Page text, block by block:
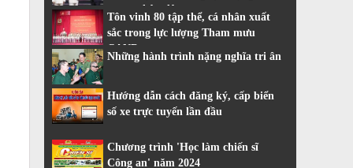
trang nhân dân
Tôn vinh 80 tập thể, cá nhân xuất
sắc trong lực lượng Tham mưu
CAND
Những hành trình nặng nghĩa tri ân
Hướng dẫn cách đăng ký, cấp biển
số xe trực tuyến lần đầu
Chương trình 'Học làm chiến sĩ
Công an' năm 2024